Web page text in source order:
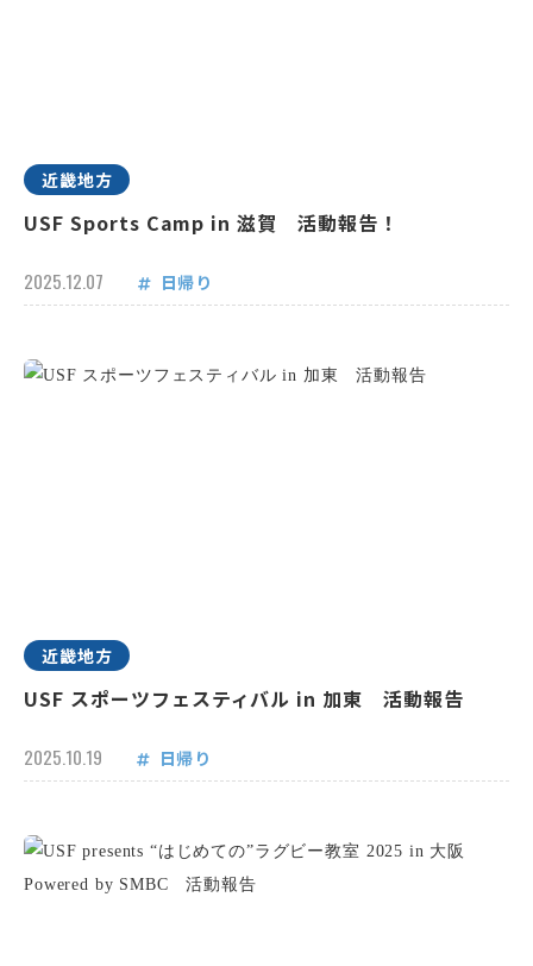
近畿地方
USF Sports Camp in 滋賀 活動報告！
2025.12.07 日帰り
近畿地方
USF スポーツフェスティバル in 加東 活動報告
2025.10.19 日帰り